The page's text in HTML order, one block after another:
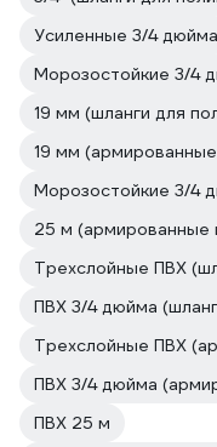
Усиленные 3/4 дюйма
Морозостойкие 3/4
19 мм (шланги для
19 мм
Морозостойкие 3/4
25 м (армированные
Трехслойные ПВХ
ПВХ 3/4 дюйма
Трехслойные ПВХ
ПВХ 3/4 дюйма
ПВХ 25 м